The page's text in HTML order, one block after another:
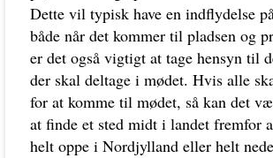
Dette vil typisk have en indflydelse
både når det kommer til pladsen og
er det også vigtigt at tage hensyn til
der skal deltage i mødet. Hvis alle
for at komme til mødet, så kan det
at finde et sted midt i landet fremfor
helt oppe i Nordjylland eller helt